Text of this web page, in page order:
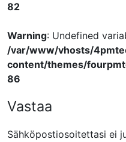
82
Warning: Undefined
/var/www/vhosts/
content/themes/
86
Vastaa
Sähköpostiosoitettasi ei